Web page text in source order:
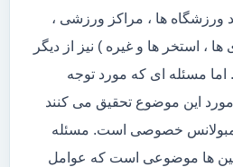
ورزشگاه ها ، مراکز ورزشی ،
، استخر ها و غیره ) نیز از دیگر
مسئله ای که مورد توجه
این موضوع تحقیق می کنند
خصوصی است. مسئله
ها موضوعی است که عوامل